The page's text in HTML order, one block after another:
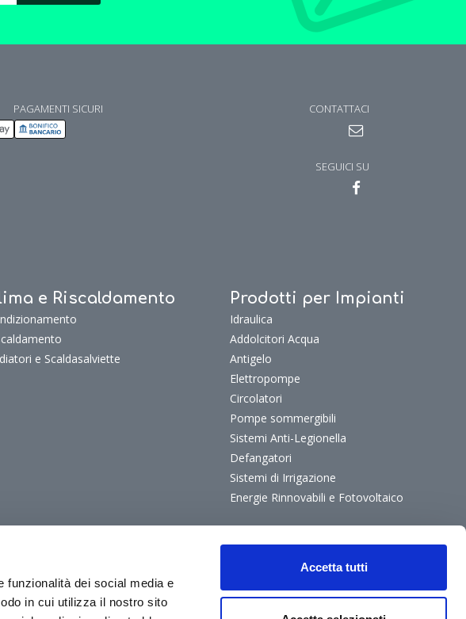
funzionalità dei social media e
in cui utilizza il nostro sito
Accetta tutti
PAGAMENTI SICURI CONTATTACI
SEGUICI SU
e Riscaldamento
e Scaldasalviette
Prodotti per Impianti
Idraulica
Addolcitori Acqua
Antigelo
Elettropompe
Circolatori
Pompe sommergibili
Sistemi Anti-Legionella
Defangatori
Sistemi di Irrigazione
Energie Rinnovabili e Fotovoltaico